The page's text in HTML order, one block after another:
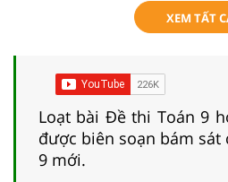
XEM TẤT
Loạt bài Đề thi Toán 9
được biên soạn bám
9 mới.